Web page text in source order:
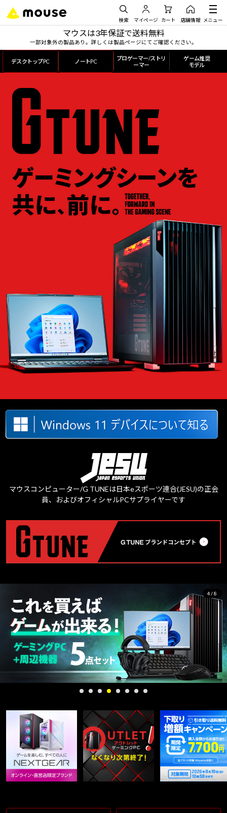
検索 マイページ カート 店舗情報 メニュー
マウスは3年保証で送料無料
一部対象外の製品あり。詳しくは製品ページにてご確認ください。
デスクトップPC ノートPC
プロゲーマー/ストリ
ーマー
ゲーム推奨
モデル
マウスコンピューター/G TUNEは日本eスポーツ連合(JESU)の正会
員、およびオフィシャルPCサプライヤーです
4/8